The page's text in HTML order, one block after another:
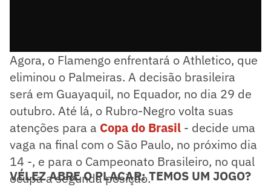
Agora, o Flamengo enfrentará o Athletico, que
eliminou o Palmeiras. A decisão brasileira
será em Guayaquil, no Equador, no dia 29 de
outubro. Até lá, o Rubro-Negro volta suas
atenções para a Copa do Brasil - decide uma
vaga na final com o São Paulo, no próximo dia
14 -, e para o Campeonato Brasileiro, no qual
ocupa a segunda posição.
VÉLEZ ABRE O PLACAR: TEMOS UM JOGO?